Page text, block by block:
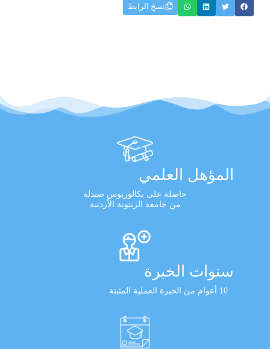
نسخ الرابط
المؤهل العلمي
حاصلة على بكالوريوس صيدلة
من جامعة الزيتونة الأردنية
سنوات الخبرة
10 أعوام من الخبرة العملية المثبتة